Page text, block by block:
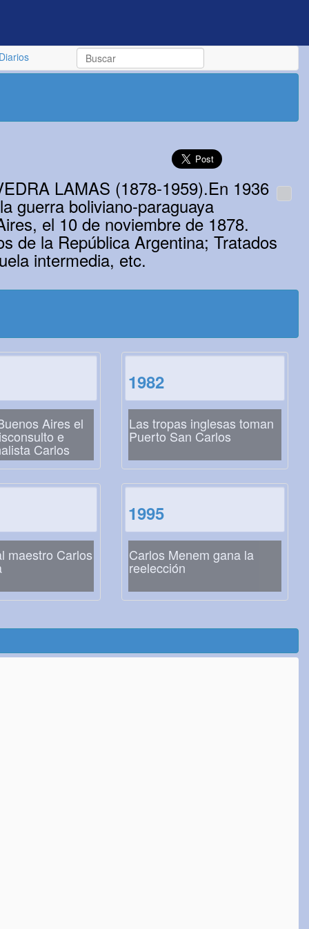
Diarios
LAMAS (1878-1959).En 1936
guerra boliviano-paraguaya
el 10 de noviembre de 1878.
de la República Argentina; Tratados
intermedia, etc.
Aires el
e
Carlos
1982
Las tropas inglesas toman
Puerto San Carlos
maestro Carlos
1995
Carlos Menem gana la
reelección